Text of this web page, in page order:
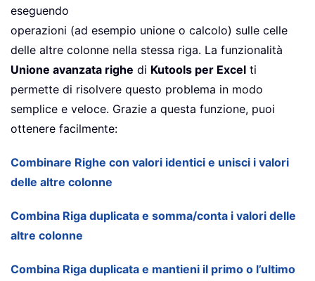
eseguendo
operazioni (ad esempio unione o calcolo) sulle celle
delle altre colonne nella stessa riga. La funzionalità
Unione avanzata righe di Kutools per Excel ti
permette di risolvere questo problema in modo
semplice e veloce. Grazie a questa funzione, puoi
ottenere facilmente:
Combinare Righe con valori identici e unisci i valori
delle altre colonne
Combina Riga duplicata e somma/conta i valori delle
altre colonne
Combina Riga duplicata e mantieni il primo o l’ultimo